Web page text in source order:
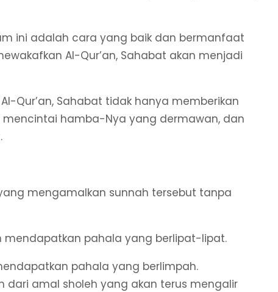
ini adalah cara yang baik dan bermanfaat
Al-Qur’an, Sahabat akan menjadi
Qur’an, Sahabat tidak hanya memberikan
hamba-Nya yang dermawan, dan
mengamalkan sunnah tersebut tanpa
mendapatkan pahala yang berlipat-lipat.
pahala yang berlimpah.
dari amal sholeh yang akan terus mengalir